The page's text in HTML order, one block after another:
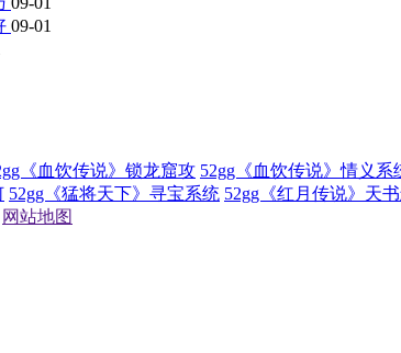
09-01
《血饮传说》锁龙窟攻 52gg《血饮传说》情义系
52gg《猛将天下》寻宝系统 52gg《红月传说》天
网站地图